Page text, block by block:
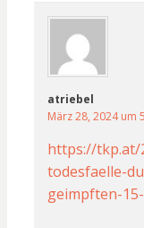
atriebel
März 28, 2024 um
https://tkp.at/
todesfaelle-
geimpften-